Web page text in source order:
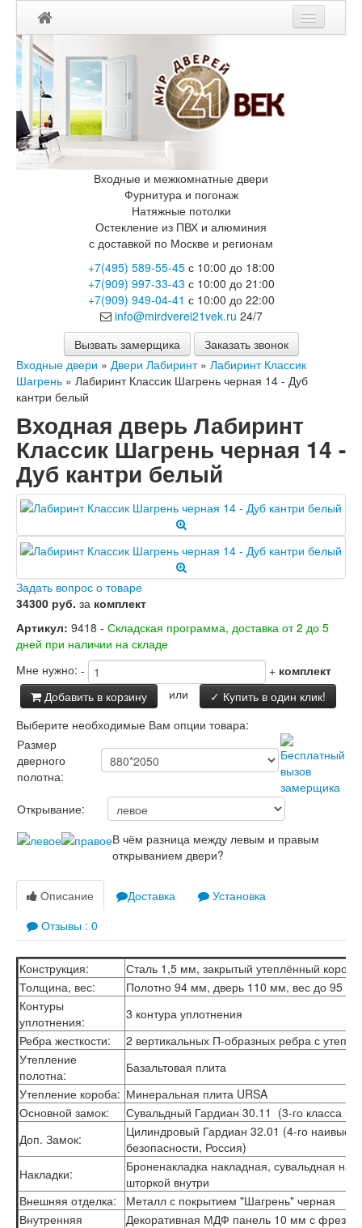
Входные и межкомнатные двери
Фурнитура и погонаж
Натяжные потолки
Остекление из ПВХ и алюминия
с доставкой по Москве и регионам
+7(495) 589-55-45с 10:00 до 18:00
+7(909) 997-33-43 с 10:00 до 21:00
+7(909) 949-04-41 с 10:00 до 22:00
info@mirdverei21vek.ru 24/7
Вызвать замерщика
Заказать звонок
Входные двери » Двери Лабиринт» Лабиринт Классик
Шагрень » Лабиринт Классик Шагрень черная 14 - Дуб
кантри белый
Входная дверь Лабиринт
Классик Шагрень черная 14 -
Дуб кантри белый
Задать вопрос о товаре
34300 руб. за комплект
Артикул: 9418 - Складская программа, доставка от 2 до 5
дней при наличии на складе
Мне нужно: - + комплект
Добавить в корзину
или
✓ Купить в один клик!
Выберите необходимые Вам опции товара:
Размер
дверного
полотна:
Открывание:
В чём разница между левым и правым
открыванием двери?
Описание Доставка
Установка
Отзывы : 0
Конструкция:
Сталь 1,5 мм, закрытый утеплённый короб
Толщина, вес:
Полотно 94 мм, дверь 110 мм, вес до 95 кг
Контуры
уплотнения:
3 контура уплотнения
Ребра жесткости:
2 вертикальных П-образных ребра с
Утепление
полотна:
Базальтовая плита
Утепление короба: Минеральная плита URSA
Основной замок:
Сувальдный Гардиан 30.11 (3-го класса
Доп. Замок:
Цилиндровый Гардиан 32.01 (4-го
безопасности, Россия)
Накладки:
Броненакладка накладная, сувальдная
шторкой внутри
Внешняя отделка:
Металл с покрытием "Шагрень" черная
Внутренняя
Декоративная МДФ панель 10 мм с